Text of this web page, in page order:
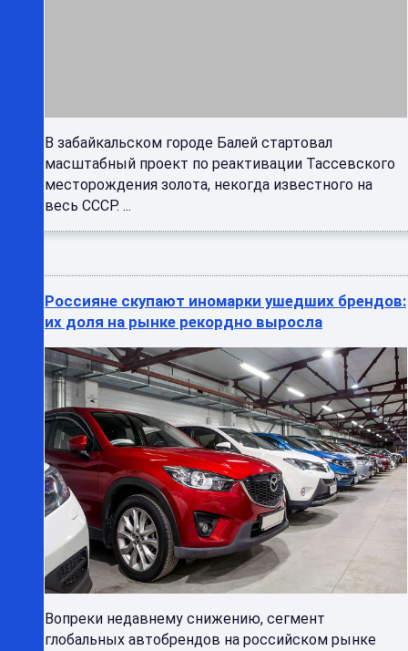
В забайкальском городе Балей стартовал
масштабный проект по реактивации Тассевского
месторождения золота, некогда известного на
весь СССР. ...
Россияне скупают иномарки ушедших брендов:
их доля на рынке рекордно выросла
Вопреки недавнему снижению, сегмент
глобальных автобрендов на российском рынке